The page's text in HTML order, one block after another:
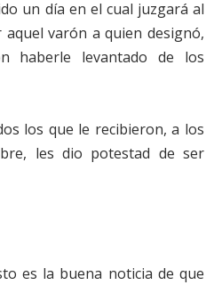
un día en el cual juzgará al
varón a quien designó,
haberle levantado de los
los que le recibieron, a los
les dio potestad de ser
es la buena noticia de que